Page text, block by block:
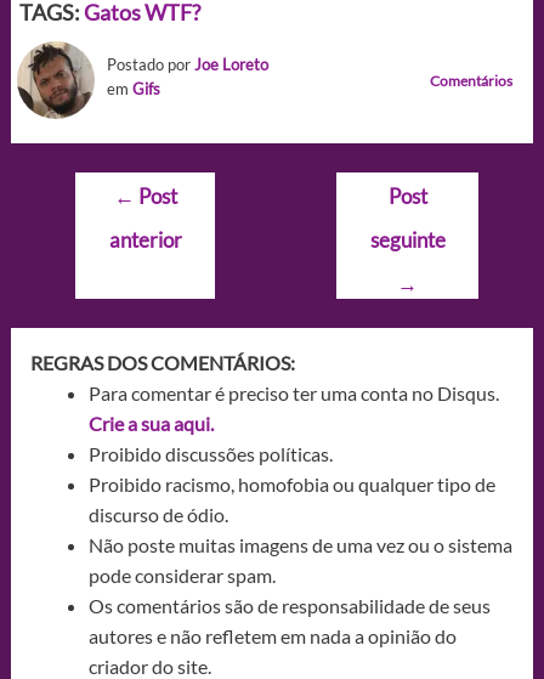
TAGS:GatosWTF?
Postado porJoe Loreto
em Gifs Comentários
Navegação
Post
← Post
anterior
Post
seguinte
→
REGRAS DOS COMENTÁRIOS:
Para comentar é preciso ter uma conta no Disqus.
Crie a sua aqui.
Proibido discussões políticas.
Proibido racismo, homofobia ou qualquer tipo de
discurso de ódio.
Não poste muitas imagens de uma vez ou o sistema
pode considerar spam.
Os comentários são de responsabilidade de seus
autores e não refletem em nada a opinião do
criador do site.